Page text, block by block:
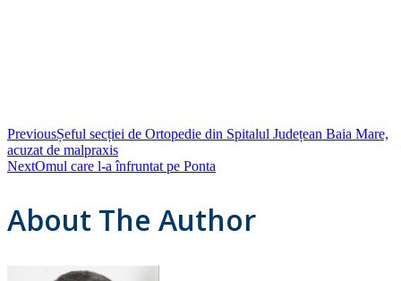
PreviousȘeful secției de Ortopedie din Spitalul Județean Baia Mare,
acuzat de malpraxis
NextOmul care l-a înfruntat pe Ponta
About The Author